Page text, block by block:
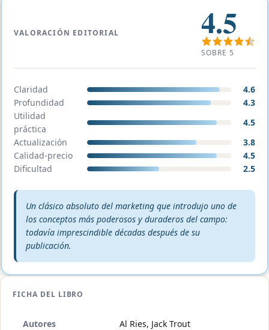
VALORACIÓN EDITORIAL 4.5
SOBRE 5
Claridad
4.6
Profundidad
4.3
Utilidad
práctica
4.5
Actualización
3.8
Calidad-precio
4.5
Dificultad
2.5
Veredicto editorial:
Un clásico absoluto del marketing que introdujo uno de
los conceptos más poderosos y duraderos del campo:
todavía imprescindible décadas después de su
publicación.
FICHA DEL LIBRO
Autores Al Ries, Jack Trout